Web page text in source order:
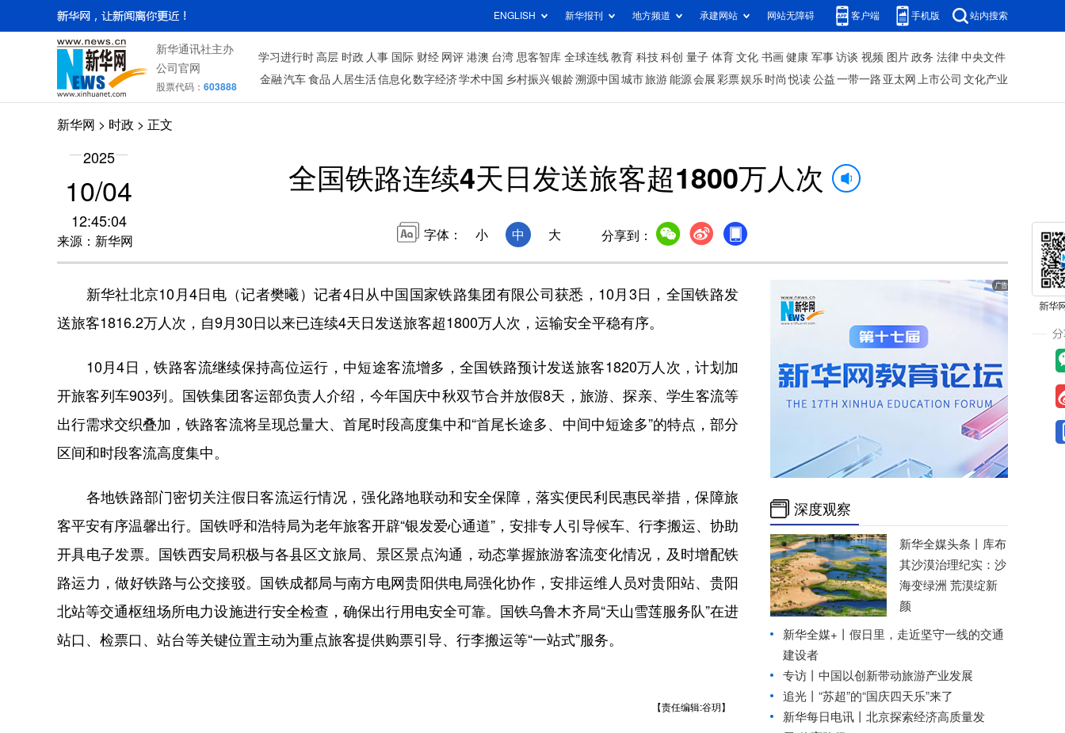
ENGLISH 新华报刊 地方频道 承建网站 网站无障碍 客户端 手机版 站内搜索
新华通讯社主办
公司官网
股票代码： 603888
学习进行时 高层 时政 人事 国际 财经 网评 港澳 台湾 思客智库 全球连线 教育 科技 科创 量子 体育 文化 书画 健康 军事 访谈 视频 图片 政务 法律 中央文件
金融 汽车 食品 人居生活信息化数字经济学术中国 乡村振兴银龄溯源中国 城市旅游 能源 会展 彩票娱乐 时尚 悦读 公益 一带一路 亚太网 上市公司 文化产业
新华网 > 时政 > 正文
2025
10/04
12:45:04
来源：新华网
全国铁路连续4天日发送旅客超1800万人次
字体： 小 中 大 分享到：
新华社北京10月4日电（记者樊曦）记者4日从中国国家铁路集团有限公司获悉，10月3日，全国铁路发
送旅客1816.2万人次，自9月30日以来已连续4天日发送旅客超1800万人次，运输安全平稳有序。
10月4日，铁路客流继续保持高位运行，中短途客流增多，全国铁路预计发送旅客1820万人次，计划加
开旅客列车903列。国铁集团客运部负责人介绍，今年国庆中秋双节合并放假8天，旅游、探亲、学生客流等
出行需求交织叠加，铁路客流将呈现总量大、首尾时段高度集中和“首尾长途多、中间中短途多”的特点，部分
区间和时段客流高度集中。
各地铁路部门密切关注假日客流运行情况，强化路地联动和安全保障，落实便民利民惠民举措，保障旅
客平安有序温馨出行。国铁呼和浩特局为老年旅客开辟“银发爱心通道”，安排专人引导候车、行李搬运、协助
开具电子发票。国铁西安局积极与各县区文旅局、景区景点沟通，动态掌握旅游客流变化情况，及时增配铁
路运力，做好铁路与公交接驳。国铁成都局与南方电网贵阳供电局强化协作，安排运维人员对贵阳站、贵阳
北站等交通枢纽场所电力设施进行安全检查，确保出行用电安全可靠。国铁乌鲁木齐局“天山雪莲服务队”在进
站口、检票口、站台等关键位置主动为重点旅客提供购票引导、行李搬运等“一站式”服务。
【责任编辑:谷玥】
深度观察
新华全媒头条丨
库布
其沙漠治理纪实：沙
海变绿洲 荒漠绽新
颜
新华全媒+丨 假日里，走近坚守一线的交通
建设者
专访丨中国以创新带动旅游产业发展
追光丨“苏超”的“国庆四天乐”来了
新华每日电讯丨 北京探索经济高质量发